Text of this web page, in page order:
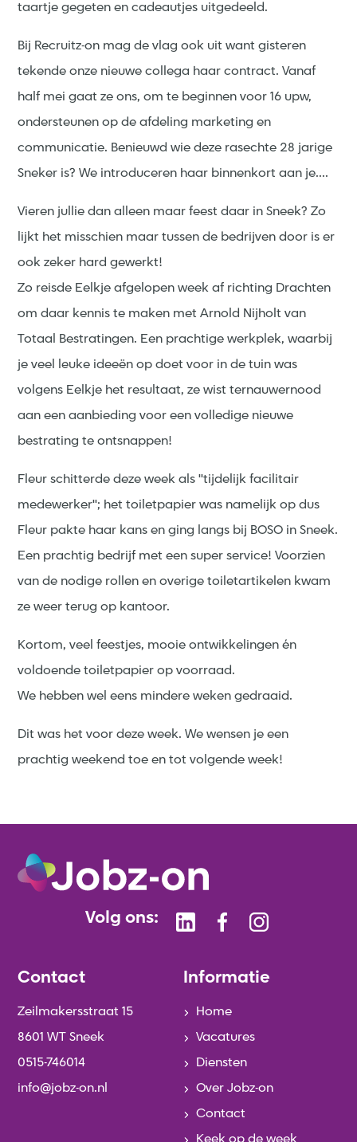
taartje gegeten en cadeautjes uitgedeeld.
Bij Recruitz-on mag de vlag ook uit want gisteren
tekende onze nieuwe collega haar contract. Vanaf
half mei gaat ze ons, om te beginnen voor 16 upw,
ondersteunen op de afdeling marketing en
communicatie. Benieuwd wie deze rasechte 28 jarige
Sneker is? We introduceren haar binnenkort aan je....
Vieren jullie dan alleen maar feest daar in Sneek? Zo
lijkt het misschien maar tussen de bedrijven door is er
ook zeker hard gewerkt!
Zo reisde Eelkje afgelopen week af richting Drachten
om daar kennis te maken met Arnold Nijholt van
Totaal Bestratingen. Een prachtige werkplek, waarbij
je veel leuke ideeën op doet voor in de tuin was
volgens Eelkje het resultaat, ze wist ternauwernood
aan een aanbieding voor een volledige nieuwe
bestrating te ontsnappen!
Fleur schitterde deze week als ''tijdelijk facilitair
medewerker''; het toiletpapier was namelijk op dus
Fleur pakte haar kans en ging langs bij BOSO in Sneek.
Een prachtig bedrijf met een super service! Voorzien
van de nodige rollen en overige toiletartikelen kwam
ze weer terug op kantoor.
Kortom, veel feestjes, mooie ontwikkelingen én
voldoende toiletpapier op voorraad.
We hebben wel eens mindere weken gedraaid.
Dit was het voor deze week. We wensen je een
prachtig weekend toe en tot volgende week!
Volg ons:
Contact
Zeilmakersstraat 15
8601 WT Sneek
0515-746014
info@jobz-on.nl
Informatie
Home
Vacatures
Diensten
Over Jobz-on
Contact